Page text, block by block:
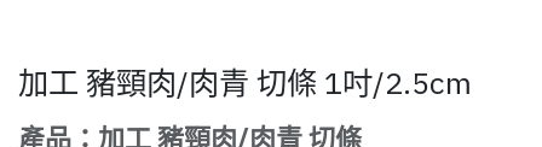
加工 豬頸肉/肉青 切條 1吋/2.5cm
產品：加工 豬頸肉/肉青 切條